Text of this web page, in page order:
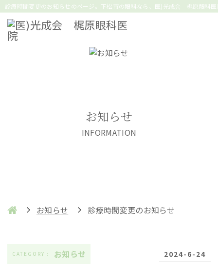
診療時間変更のお知らせのページ。下松市の眼科なら、医)光成会 梶原眼科
お知らせ
INFORMATION
お知らせ 診療時間変更のお知らせ
お知らせ 2024-6-24